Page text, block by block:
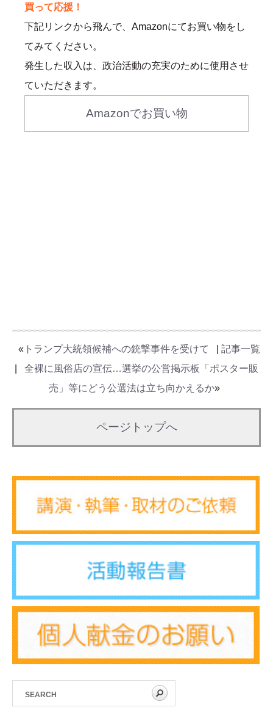
買って応援！
下記リンクから飛んで、Amazonにてお買い物をし
てみてください。
発生した収入は、政治活動の充実のために使用させ
ていただきます。
Amazonでお買い物
« トランプ大統領候補への銃撃事件を受けて
記事一覧
全裸に風俗店の宣伝…選挙の公営掲示板「ポスター販
売」等にどう公選法は立ち向かえるか»
ページトップへ